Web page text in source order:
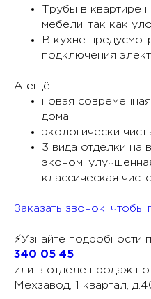
Трубы в квартире
мебели, так как
В кухне
подключения
А ещё:
новая
дома;
экологически
3 вида отделки на
эконом,
классическая
Заказать звонок, чтобы
⚡️Узнайте
340 05 45
или в отделе продаж по
Мехзавод, 1 квартал,